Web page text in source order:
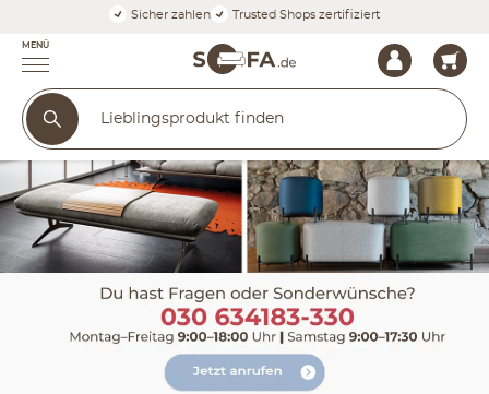
Sicher zahlen Trusted Shops zertifiziert
MENÜ